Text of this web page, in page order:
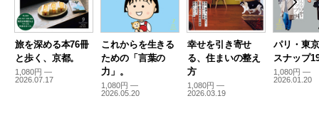
旅を深める本76冊
と歩く、京都。
1,080円 —
2026.07.17
これからを生きる
ための「言葉の
力」。
1,080円 —
2026.05.20
幸せを引き寄せ
る、住まいの整え
方
1,080円 —
2026.03.19
パリ・東
スナップ
1,080円 —
2026.01.20